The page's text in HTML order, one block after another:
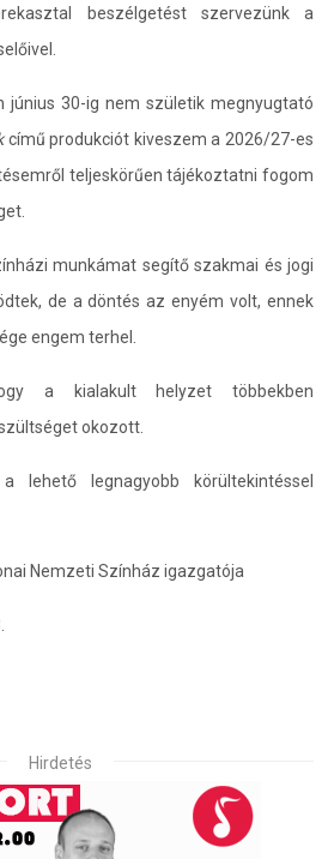
beszélgetést szervezünk a
június 30-ig nem születik megnyugtató
című produkciót kiveszem a 2026/27-es
teljeskörűen tájékoztatni fogom
munkámat segítő szakmai és jogi
de a döntés az enyém volt, ennek
engem terhel.
a kialakult helyzet többekben
okozott.
lehető legnagyobb körültekintéssel
Nemzeti Színház igazgatója
Hirdetés